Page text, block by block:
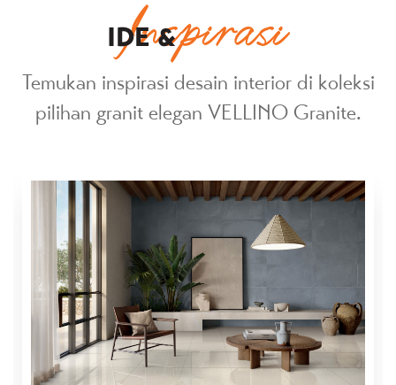
IDE &
Inspirasi
Temukan inspirasi desain interior di koleksi
pilihan granit elegan VELLINO Granite.